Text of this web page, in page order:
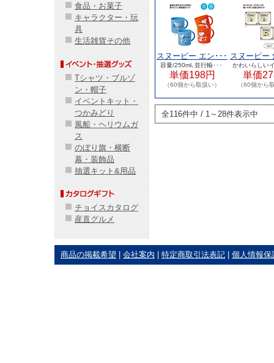
スヌーピー エン･･･
容量/250ml､並行輸･･･
単価198円
（60個から取扱い）
スヌーピー
かわいらしい
単価
（60個から
全116件中 / 1～28件表示中
食品・お菓子
キャラクター・玩
具
生活雑貨その他
Tシャツ・ブルゾ
ン・帽子
イベントキット・
つかみどり
風船・ヘリウムガ
ス
のぼり旗・横断
幕・装飾品
抽選キット&用品
チョイスカタログ
産直グルメ
商品の掲載希望 会社案内 特定商取引法表記 個人情報保